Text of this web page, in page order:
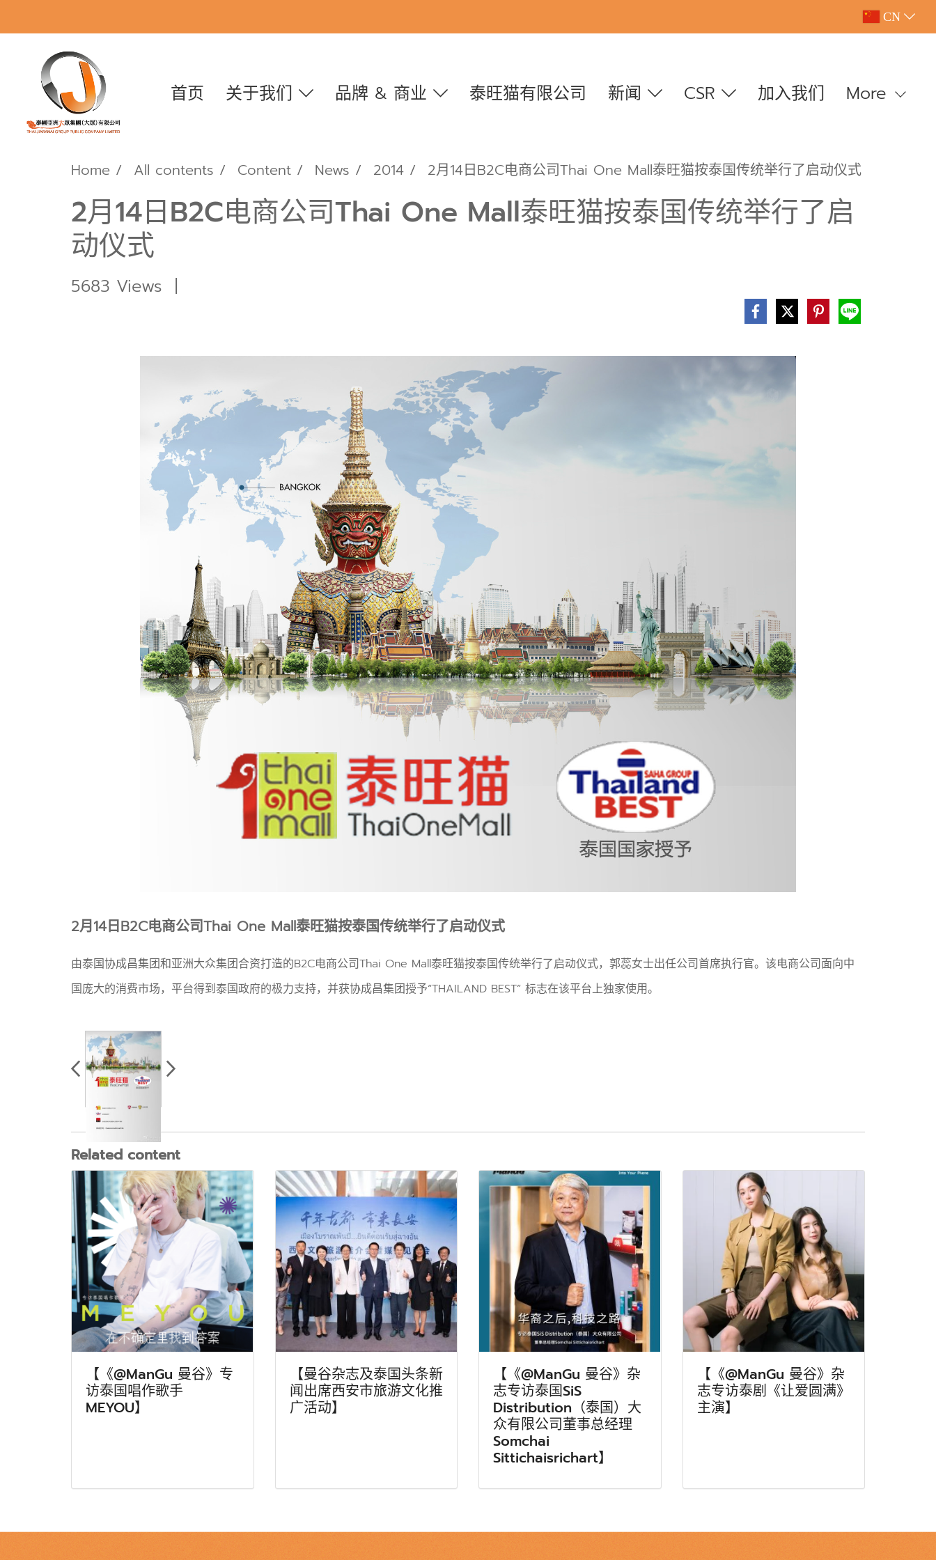
CN
首页 关于我们 品牌 & 商业 泰旺猫有限公司 新闻 CSR 加入我们 More
Home All contents Content News 2014 2月14日B2C电商公司Thai One Mall泰旺猫按泰国传统举行了启动仪式
2月14日B2C电商公司Thai One Mall泰旺猫按泰国传统举行了启
动仪式
5683 Views |
2月14日B2C电商公司Thai One Mall泰旺猫按泰国传统举行了启动仪式
由泰国协成昌集团和亚洲大众集团合资打造的B2C电商公司Thai One Mall泰旺猫按泰国传统举行了启动仪式，郭蕊女士出任公司首席执行官。该电商公司面向中
国庞大的消费市场，平台得到泰国政府的极力支持，并获协成昌集团授予“THAILAND BEST” 标志在该平台上独家使用。
Related content
【《@ManGu 曼谷》专
访泰国唱作歌手
MEYOU】
【曼谷杂志及泰国头条新
闻出席西安市旅游文化推
广活动】
【《@ManGu 曼谷》杂
志专访泰国SiS
Distribution（泰国）大
众有限公司董事总经理
Somchai
Sittichaisrichart】
【《@ManGu 曼谷》杂
志专访泰剧《让爱圆满》
主演】